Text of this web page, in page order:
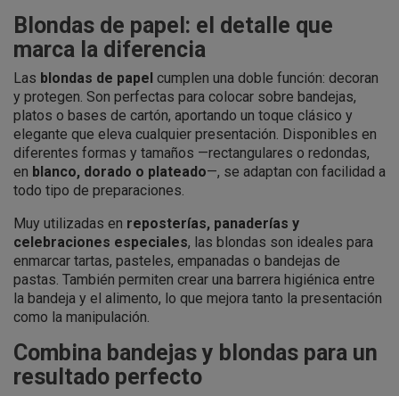
Blondas de papel: el detalle que
marca la diferencia
Las blondas de papel cumplen una doble función: decoran
y protegen. Son perfectas para colocar sobre bandejas,
platos o bases de cartón, aportando un toque clásico y
elegante que eleva cualquier presentación. Disponibles en
diferentes formas y tamaños —rectangulares o redondas,
en blanco, dorado o plateado—, se adaptan con facilidad a
todo tipo de preparaciones.
Muy utilizadas en reposterías, panaderías y
celebraciones especiales, las blondas son ideales para
enmarcar tartas, pasteles, empanadas o bandejas de
pastas. También permiten crear una barrera higiénica entre
la bandeja y el alimento, lo que mejora tanto la presentación
como la manipulación.
Combina bandejas y blondas para un
resultado perfecto